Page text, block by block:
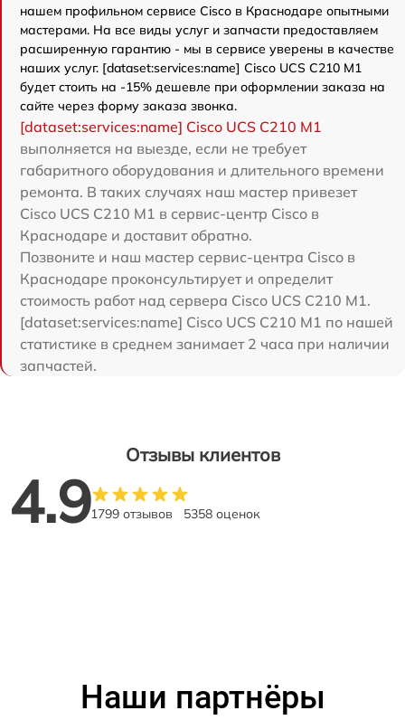
нашем профильном сервисе Cisco в Краснодаре опытными
мастерами. На все виды услуг и запчасти предоставляем
расширенную гарантию - мы в сервисе уверены в качестве
наших услуг. [dataset:services:name] Cisco UCS C210 M1
будет стоить на -15% дешевле при оформлении заказа на
сайте через форму заказа звонка.
[dataset:services:name] Cisco UCS C210 M1
выполняется на выезде, если не требует
габаритного оборудования и длительного времени
ремонта. В таких случаях наш мастер привезет
Cisco UCS C210 M1 в сервис-центр Cisco в
Краснодаре и доставит обратно.
Позвоните и наш мастер сервис-центра Cisco в
Краснодаре проконсультирует и определит
стоимость работ над сервера Cisco UCS C210 M1.
[dataset:services:name] Cisco UCS C210 M1 по нашей
статистике в среднем занимает 2 часа при наличии
запчастей.
Отзывы клиентов
4.91799 отзывов 5358 оценок
Наши партнёры